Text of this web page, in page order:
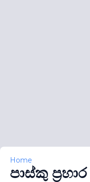
Home
පාස්කු